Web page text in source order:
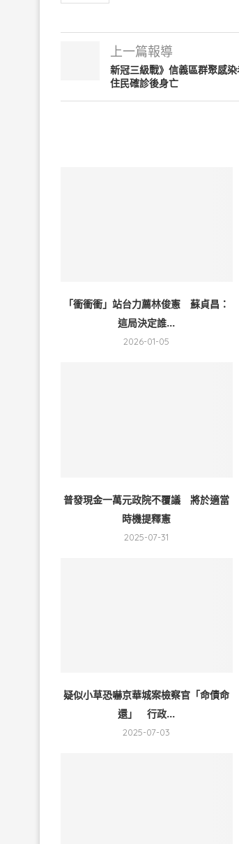
上一篇報導
新冠三級戰》信義區群聚感
住民確診後身亡
「衝衝衝」站台力薦林俊憲 蘇貞昌：
這局決定誰...
2026-01-05
普發現金一萬元政院不覆議 將於適當
時機提釋憲
2025-07-31
疑似小草恐嚇京華城案檢察官「命債命
還」 行政...
2025-07-03